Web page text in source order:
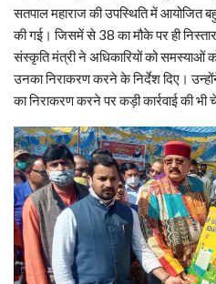
सतपाल महाराज की उपस्थिति में आयोजित
की गई। जिसमें से 38 का मौके पर ही
संस्कृति मंत्री ने अधिकारियों को समस्याओं
उनका निराकरण करने के निर्देश दिए।
का निराकरण करने पर कड़ी कार्रवाई की भी